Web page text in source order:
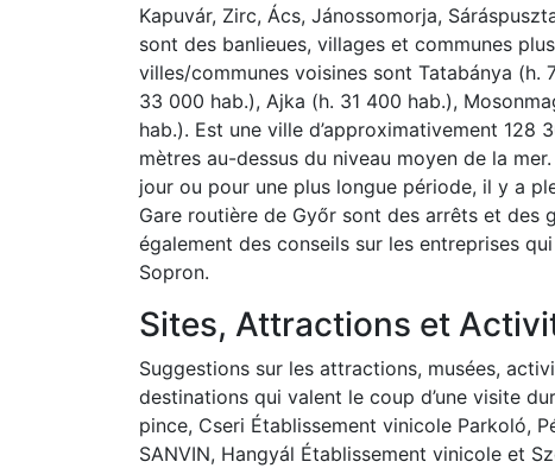
Kapuvár, Zirc, Ács, Jánossomorja,
sont des banlieues, villages et communes
villes/communes voisines sont Tatabánya (h.
33 000 hab.), Ajka (h. 31 400 hab.),
hab.). Est une ville d’approximativement 128
mètres au-dessus du niveau moyen de la
jour ou pour une plus longue période, il y a
Gare routière de Győr sont des arrêts et des
également des conseils sur les entreprises
Sopron.
Sites, Attractions et
Suggestions sur les attractions, musées,
destinations qui valent le coup d’une visite
pince, Cseri Établissement vinicole Parkoló,
SANVIN, Hangyál Établissement vinicole et